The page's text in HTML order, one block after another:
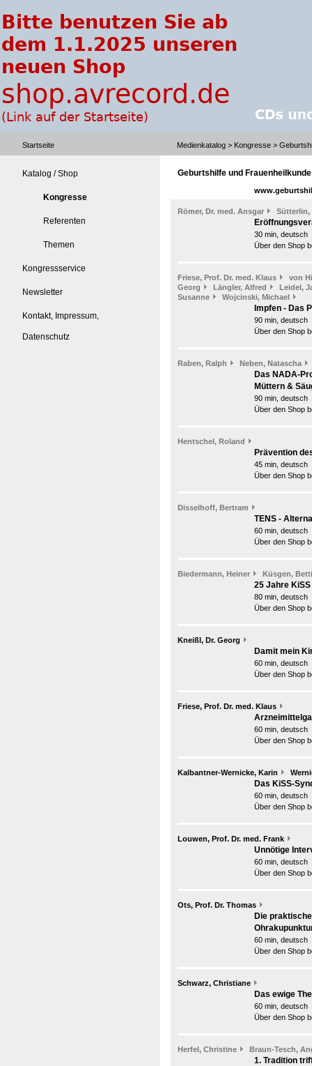
Startseite Medienkatalog > Kongresse >
Katalog / Shop
Kongresse
Referenten
Themen
Kongressservice
Newsletter
Kontakt, Impressum,
Datenschutz
Geburtshilfe und
Römer, Dr. med. Ansgar Sütterlin,
30 min, deutsch
Über den Shop
Friese, Prof. Dr. med. Klaus
von
Georg
Längler, Alfred
Leidel,
Susanne
Wojcinski, Michael
Impfen - Das
90 min, deutsch
Über den Shop
Raben, Ralph Neben, Natascha
Das NADA-
Müttern &
90 min, deutsch
Über den Shop
Hentschel, Roland
Prävention
45 min, deutsch
Über den Shop
Disselhoff, Bertram
TENS -
60 min, deutsch
Über den Shop
Biedermann, Heiner Küsgen,
25 Jahre
80 min, deutsch
Über den Shop
Kneißl, Dr. Georg
Damit mein
60 min, deutsch
Über den Shop
Friese, Prof. Dr. med. Klaus
60 min, deutsch
Über den Shop
Kalbantner-Wernicke, Karin
Das KiSS-
60 min, deutsch
Über den Shop
Louwen, Prof. Dr. med. Frank
Unnötige
60 min, deutsch
Über den Shop
Ots, Prof. Dr. Thomas
Die
60 min, deutsch
Über den Shop
Schwarz, Christiane
Das ewige
60 min, deutsch
Über den Shop
Herfel, Christine Braun-Tesch,
1. Tradition